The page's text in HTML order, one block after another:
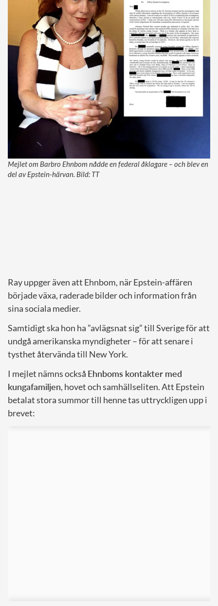
Mejlet om Barbro Ehnbom nådde en federal åklagare – och blev en
del av Epstein-härvan. Bild: TT
Ray uppger även att Ehnbom, när Epstein-affären
började växa, raderade bilder och information från
sina sociala medier.
Samtidigt ska hon ha ”avlägsnat sig” till Sverige för att
undgå amerikanska myndigheter – för att senare i
tysthet återvända till New York.
I mejlet nämns också Ehnboms kontakter med
kungafamiljen, hovet och samhällseliten. Att Epstein
betalat stora summor till henne tas uttryckligen upp i
brevet: